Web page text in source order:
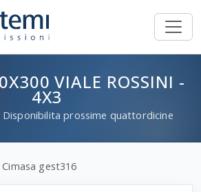
VIALE ROSSINI -
4X3
Disponibilita prossime quattordicine
Cimasa gest316